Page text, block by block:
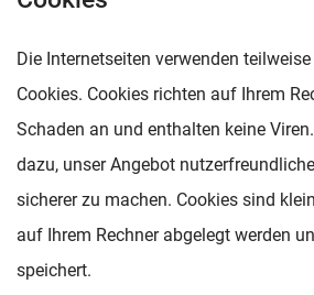
Die Internetseiten verwenden
Cookies. Cookies richten auf Ihrem
Schaden an und enthalten keine
dazu, unser Angebot
sicherer zu machen. Cookies sind
auf Ihrem Rechner abgelegt werden
speichert.